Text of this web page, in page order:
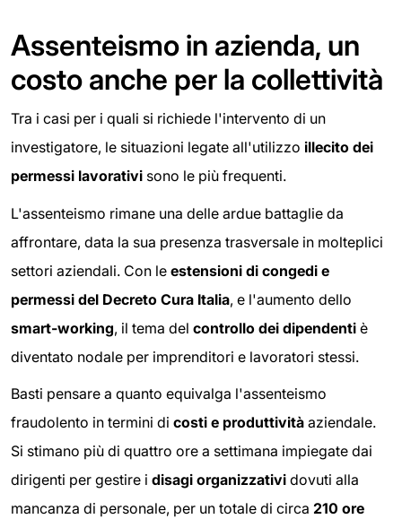
Assenteismo in azienda, un
costo anche per la collettività
Tra i casi per i quali si richiede l'intervento di un
investigatore, le situazioni legate all'utilizzo illecito dei
permessi lavorativi sono le più frequenti.
L'assenteismo rimane una delle ardue battaglie da
affrontare, data la sua presenza trasversale in molteplici
settori aziendali. Con le estensioni di congedi e
permessi del Decreto Cura Italia, e l'aumento dello
smart-working, il tema del controllo dei dipendenti è
diventato nodale per imprenditori e lavoratori stessi.
Basti pensare a quanto equivalga l'assenteismo
fraudolento in termini di costi e produttività aziendale.
Si stimano più di quattro ore a settimana impiegate dai
dirigenti per gestire i disagi organizzativi dovuti alla
mancanza di personale, per un totale di circa 210 ore